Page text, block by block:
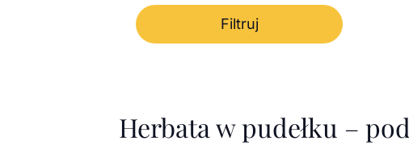
Cena minimalna
Od
-
Cena maksymalna
Do
Filtruj
Herbata w pudełku –